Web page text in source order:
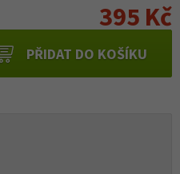
395 Kč
PŘIDAT DO KOŠÍKU